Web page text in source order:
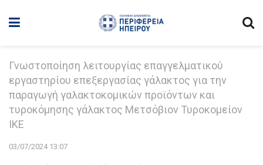
Γνωστοποίηση λειτουργίας επαγγελματικού
εργαστηρίου επεξεργασίας γάλακτος για την
παραγωγή γαλακτοκομικών προϊόντων και
τυροκόμησης γάλακτος Μετσόβιον Τυροκομείον
ΙΚΕ
03/07/2024 13:07